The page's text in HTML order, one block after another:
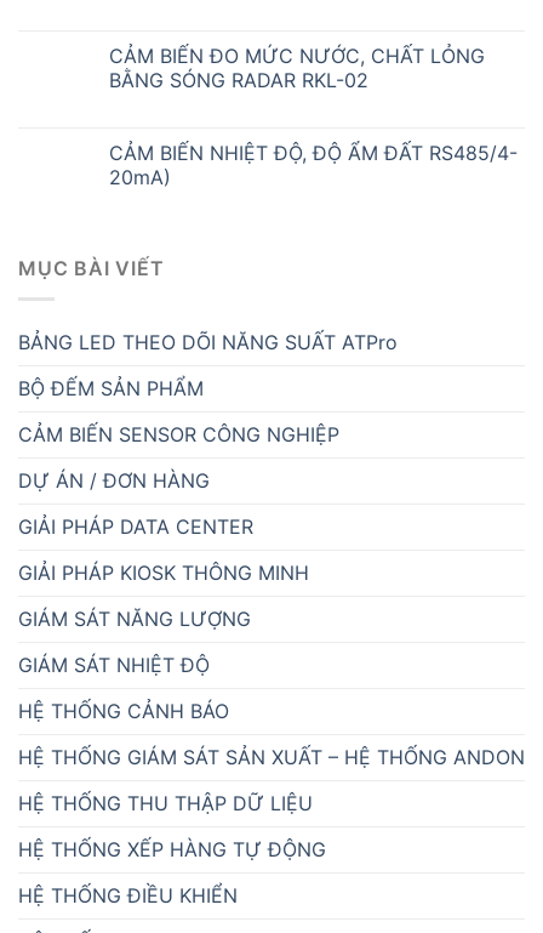
CẢM BIẾN ĐO MỨC NƯỚC, CHẤT LỎNG
BẰNG SÓNG RADAR RKL-02
CẢM BIẾN NHIỆT ĐỘ, ĐỘ ẨM ĐẤT RS485/4-
20mA)
MỤC BÀI VIẾT
BẢNG LED THEO DÕI NĂNG SUẤT ATPro
BỘ ĐẾM SẢN PHẨM
CẢM BIẾN SENSOR CÔNG NGHIỆP
DỰ ÁN / ĐƠN HÀNG
GIẢI PHÁP DATA CENTER
GIẢI PHÁP KIOSK THÔNG MINH
GIÁM SÁT NĂNG LƯỢNG
GIÁM SÁT NHIỆT ĐỘ
HỆ THỐNG CẢNH BÁO
HỆ THỐNG GIÁM SÁT SẢN XUẤT – HỆ THỐNG ANDON
HỆ THỐNG THU THẬP DỮ LIỆU
HỆ THỐNG XẾP HÀNG TỰ ĐỘNG
HỆ THỐNG ĐIỀU KHIỂN